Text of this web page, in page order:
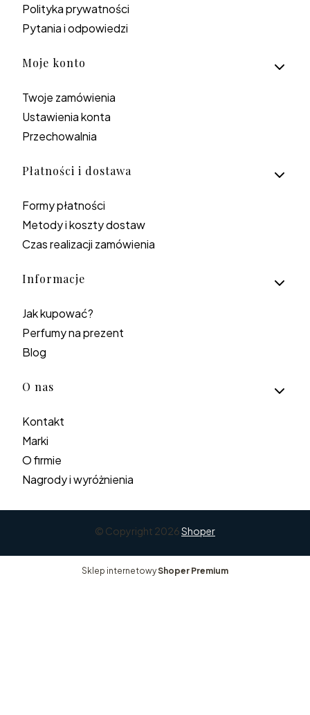
Polityka prywatności
Pytania i odpowiedzi
Moje konto
Twoje zamówienia
Ustawienia konta
Przechowalnia
Płatności i dostawa
Formy płatności
Metody i koszty dostaw
Czas realizacji zamówienia
Informacje
Jak kupować?
Perfumy na prezent
Blog
O nas
Kontakt
Marki
O firmie
Nagrody i wyróżnienia
© Copyright 2026Shoper
Sklep internetowyShoper Premium